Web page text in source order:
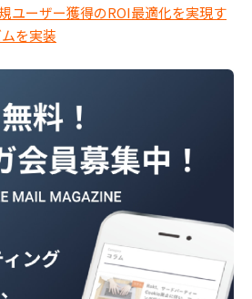
ユーザー獲得のROI最適化を実現す
を実装